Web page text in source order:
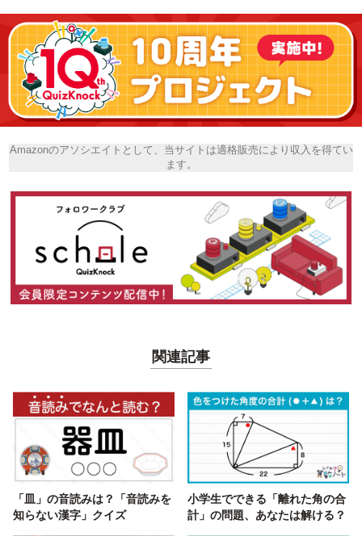
Amazonのアソシエイトとして、当サイトは適格販売により収入を得てい
ます。
関連記事
「皿」の音読みは？「音読みを
知らない漢字」クイズ
小学生でできる「離れた角の合
計」の問題、あなたは解ける？